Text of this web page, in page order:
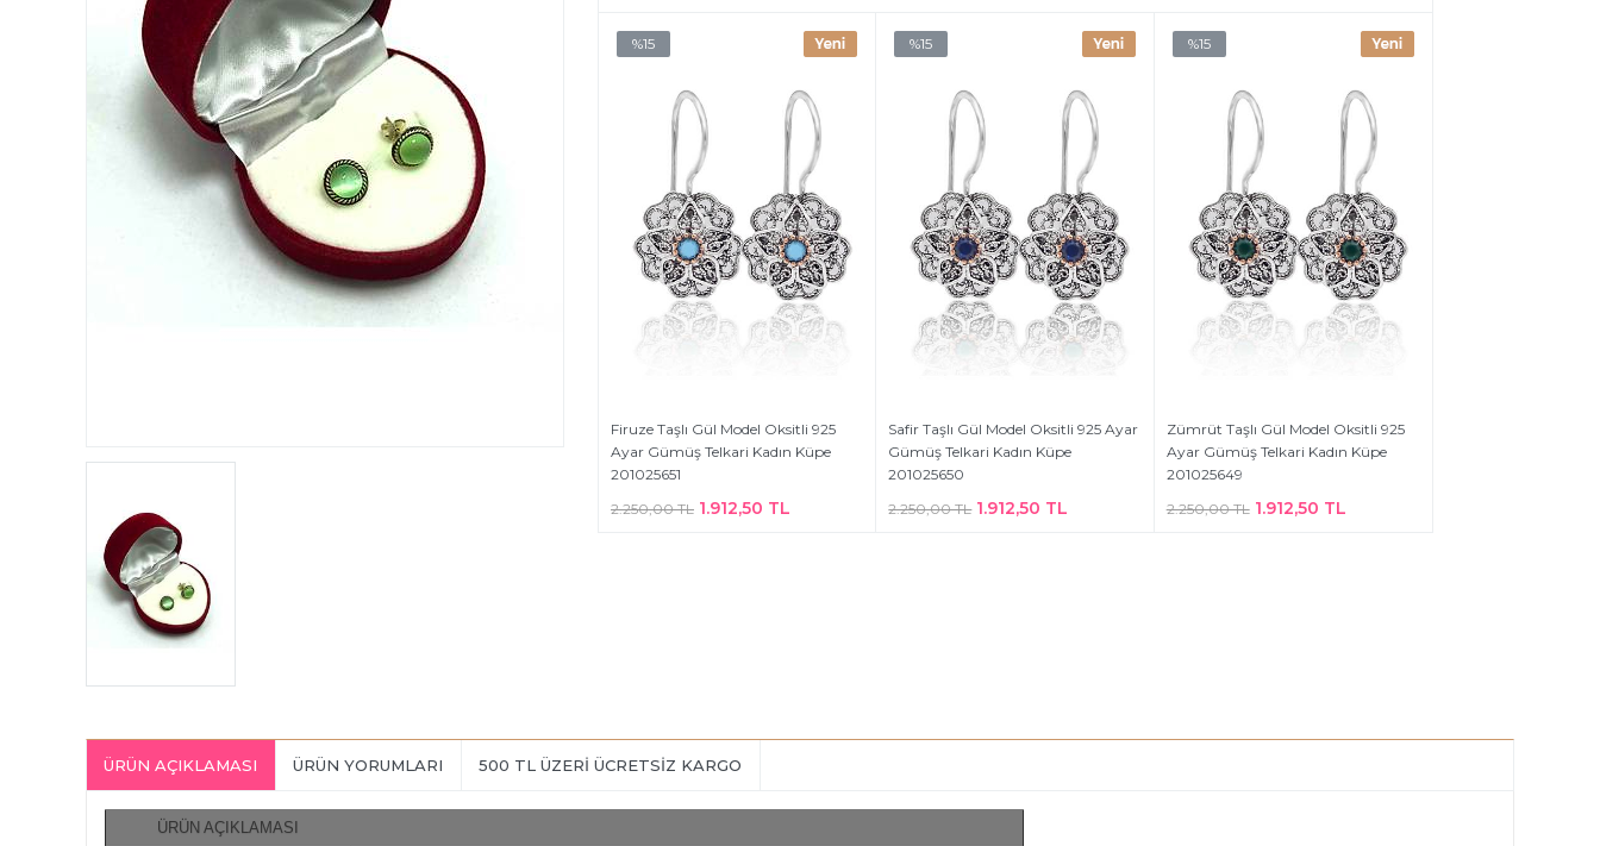
%15
Firuze Taşlı Gül Model Oksitli 925
Ayar Gümüş Telkari Kadın Küpe
201025651
2.250,00 TL 1.912,50 TL
%15
Safir Taşlı Gül Model Oksitli 925 Ayar
Gümüş Telkari Kadın Küpe
201025650
2.250,00 TL 1.912,50 TL
%15
Zümrüt Taşlı Gül Model Oksitli 925
Ayar Gümüş Telkari Kadın Küpe
201025649
2.250,00 TL 1.912,50 TL
ÜRÜN AÇIKLAMASI ÜRÜN YORUMLARI 500 TL ÜZERİ ÜCRETSİZ KARGO
ÜRÜN AÇIKLAMASI